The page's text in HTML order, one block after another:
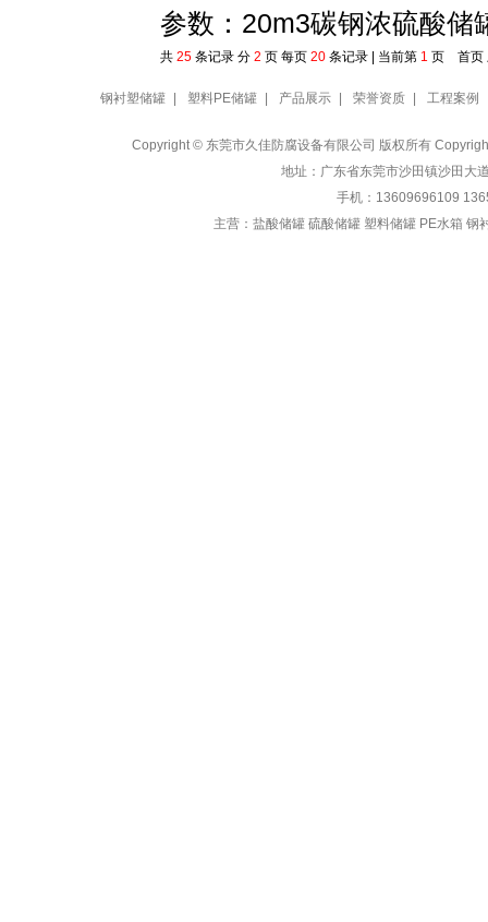
参数：20m3碳钢浓硫酸储
共 25 条记录 分 2 页 每页 20 条记录 | 当前第 1 页 首页
钢衬塑储罐 塑料PE储罐 产品展示 荣誉资质 工程案例
Copyright © 东莞市久佳防腐设备有限公司 版权所有
地址：广东省东莞市沙田镇沙田大
手机：13609696109
主营：盐酸储罐 硫酸储罐 塑料储罐 PE水箱 钢